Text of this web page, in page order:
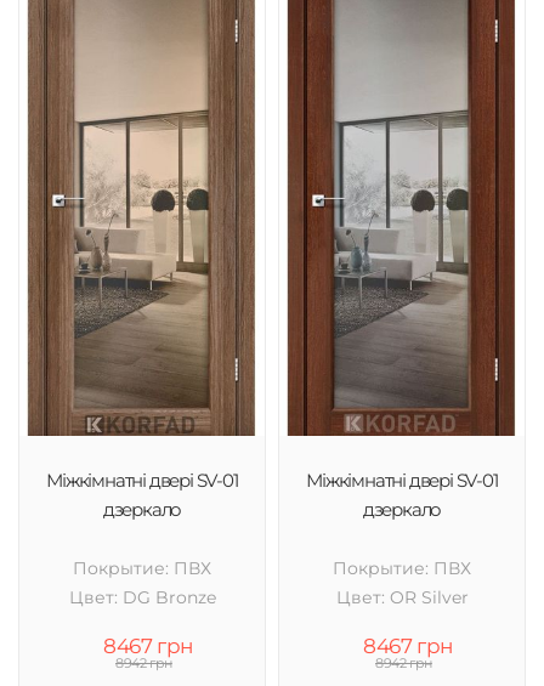
Міжкімнатні двері SV-01
дзеркало
Покрытие: ПВХ
Цвет: DG Bronze
8467 грн
8942 грн
Міжкімнатні двері SV-01
дзеркало
Покрытие: ПВХ
Цвет: OR Silver
8467 грн
8942 грн